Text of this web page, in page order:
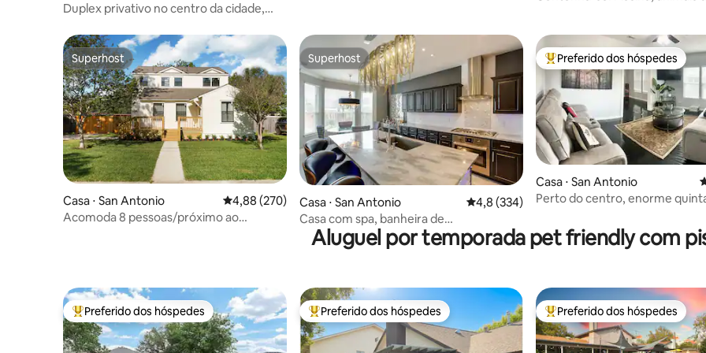
Duplex privativo no centro da cidade,
Superhost
Superhost
Casa ⋅ San Antonio 4,88 de uma avaliação média de 5, 270 avaliações
4,88 (270)
Acomoda 8 pessoas/próximo ao
Superhost
Superhost
Casa ⋅ San Antonio 4,8 de uma avaliação média de 5, 334
4,8 (334)
Casa com spa, banheira de
hidromassagem e chuveiros de US$ 30
mil
Entre os melhores preferidos
Preferido dos hóspedes
Casa ⋅ San Antonio
Perto do centro, enorme
Aluguel por temporada pet friendly com
Entre os melhores preferidos dos hóspedes
Preferido dos hóspedes Entre os melhores preferidos dos hóspedes
Preferido dos hóspedes Entre os melhores preferidos
Preferido dos hóspedes